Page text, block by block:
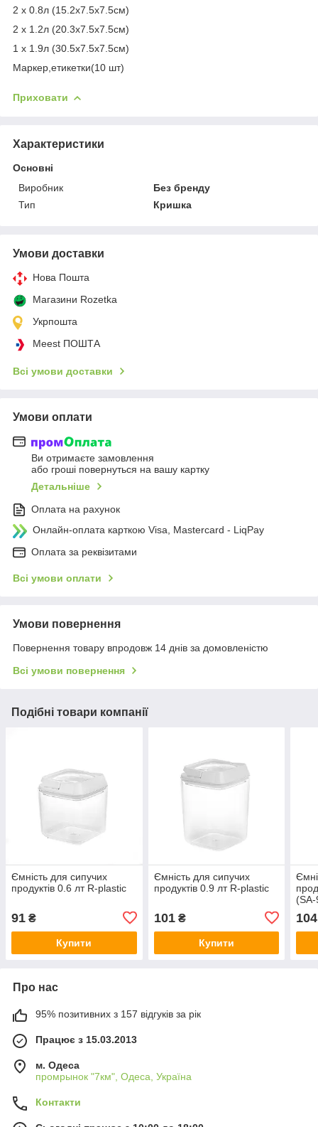
2 х 0.8л (15.2х7.5х7.5см)
2 х 1.2л (20.3х7.5х7.5см)
1 х 1.9л (30.5х7.5х7.5см)
Маркер,етикетки(10 шт)
Приховати
Характеристики
Основні
Виробник
Без бренду
Тип
Кришка
Умови доставки
Нова Пошта
Магазини Rozetka
Укрпошта
Meest ПОШТА
Всі умови доставки
Умови оплати
Ви отримаєте замовлення
або гроші повернуться на вашу картку
Детальніше
Оплата на рахунок
Онлайн-оплата карткою Visa, Mastercard - LiqPay
Оплата за реквізитами
Всі умови оплати
Умови повернення
Повернення товару впродовж 14 днів за домовленістю
Всі умови повернення
Подібні товари компанії
Ємність для сипучих
продуктів 0.6 лт R-plastic
91 ₴
Купити
Ємність для сипучих
продуктів 0.9 лт R-plastic
101₴
Купити
104
Про нас
95% позитивних з 157 відгуків за рік
Працює з 15.03.2013
м. Одеса
промрынок "7км", Одеса, Україна
Контакти